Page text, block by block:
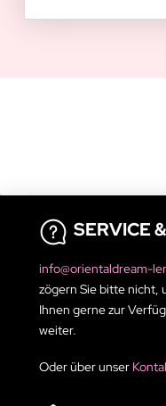
SERVICE
info@orientaldream-
zögern Sie bitte nicht,
Ihnen gerne zur
weiter.
Oder über unser